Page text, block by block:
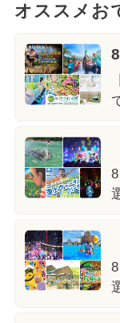
オススメお